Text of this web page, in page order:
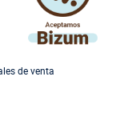
de venta